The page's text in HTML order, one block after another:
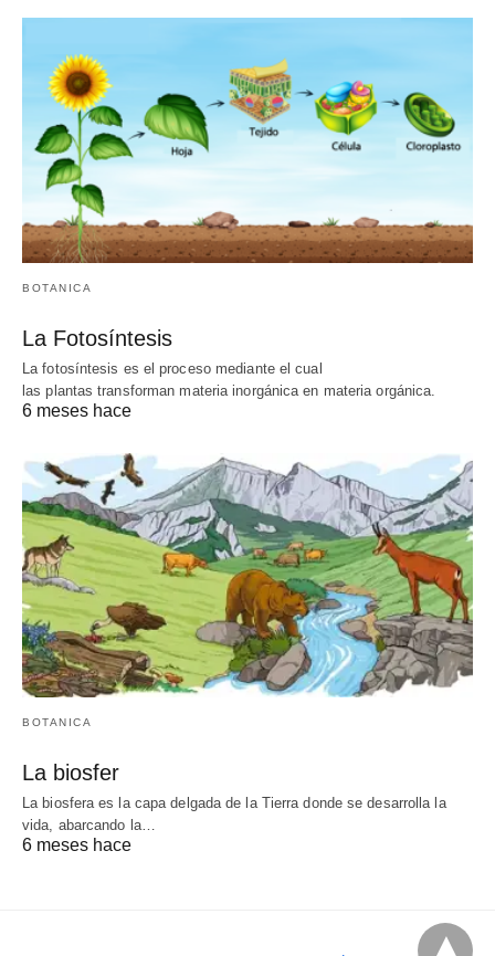
BOTANICA
La Fotosíntesis
La fotosíntesis es el proceso mediante el cual
las plantas transforman materia inorgánica en materia orgánica.
6 meses hace
BOTANICA
La biosfer
La biosfera es la capa delgada de la Tierra donde se desarrolla la
vida, abarcando la…
6 meses hace